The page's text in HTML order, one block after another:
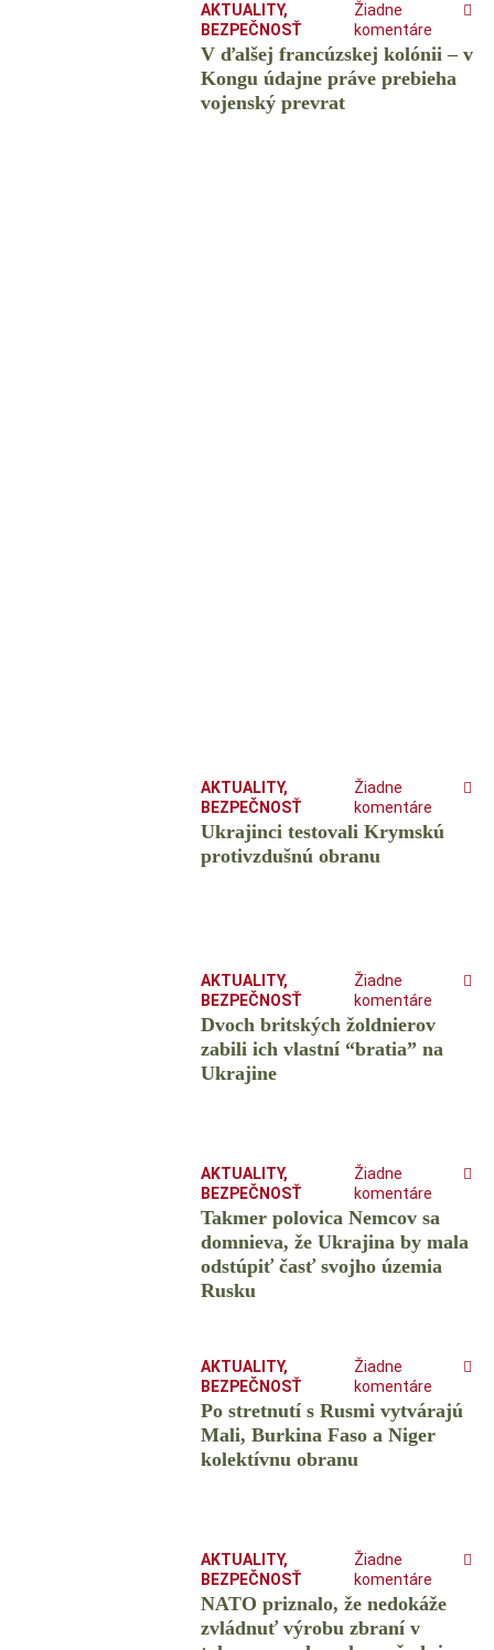
AKTUALITY,
BEZPEČNOSŤ
Žiadne
komentáre
V ďalšej francúzskej kolónii – v
Kongu údajne práve prebieha
vojenský prevrat
AKTUALITY,
BEZPEČNOSŤ
Žiadne
komentáre
Ukrajinci testovali Krymskú
protivzdušnú obranu
AKTUALITY,
BEZPEČNOSŤ
Žiadne
komentáre
Dvoch britských žoldnierov
zabili ich vlastní “bratia” na
Ukrajine
AKTUALITY,
BEZPEČNOSŤ
Žiadne
komentáre
Takmer polovica Nemcov sa
domnieva, že Ukrajina by mala
odstúpiť časť svojho územia
Rusku
AKTUALITY,
BEZPEČNOSŤ
Žiadne
komentáre
Po stretnutí s Rusmi vytvárajú
Mali, Burkina Faso a Niger
kolektívnu obranu
AKTUALITY,
BEZPEČNOSŤ
Žiadne
komentáre
NATO priznalo, že nedokáže
zvládnuť výrobu zbraní v